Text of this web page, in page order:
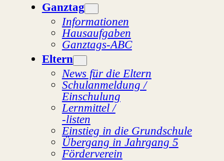
Ganztag
Informationen
Hausaufgaben
Ganztags-ABC
Eltern
News für die Eltern
Schulanmeldung /
Einschulung
Lernmittel /
-listen
Einstieg in die Grundschule
Übergang in Jahrgang 5
Förderverein